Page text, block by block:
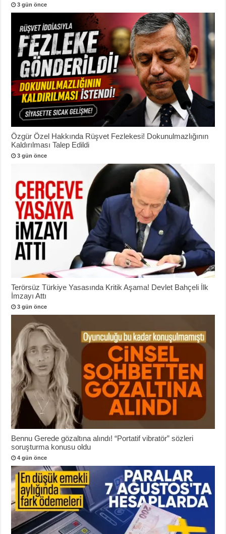
3 gün önce
Özgür Özel Hakkında Rüşvet Fezlekesi! Dokunulmazlığının
Kaldırılması Talep Edildi
3 gün önce
Terörsüz Türkiye Yasasında Kritik Aşama! Devlet Bahçeli İlk
İmzayı Attı
3 gün önce
Bennu Gerede gözaltına alındı! “Portatif vibratör” sözleri
soruşturma konusu oldu
4 gün önce